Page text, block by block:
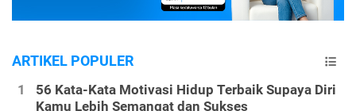
ARTIKEL POPULER
56 Kata-Kata Motivasi Hidup Terbaik Supaya Diri
Kamu Lebih Semangat dan Sukses